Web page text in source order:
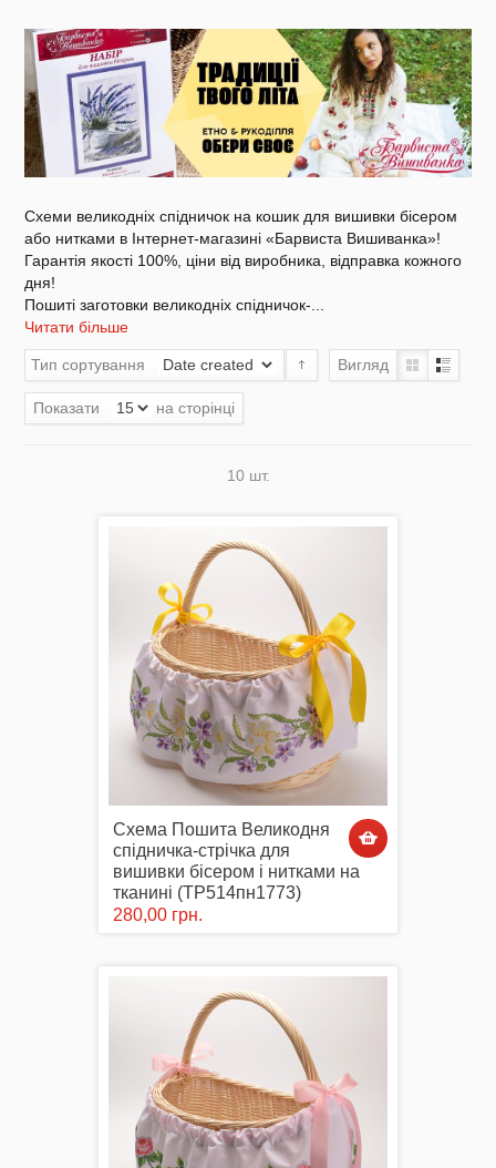
Акція
Заготовки для вишивки Бісером/Нитками
Готовий одяг / Вишиванки
Комплектуючі
Аксесуари Одягу
Сумки-Шопери
Великодні рушники з принтом
Маски захисні
Схеми великодніх спідничок на кошик для вишивки бісером
або нитками в Інтернет-магазині «Барвиста Вишиванка»!
Гарантія якості 100%, ціни від виробника, відправка кожного
дня!
Пошиті заготовки великодніх спідничок-...
Читати більше
Тип сортування Вигляд
Показати на сторінці
10 шт.
Схема Пошита Великодня
спідничка-стрічка для
вишивки бісером і нитками на
тканині (ТР514пн1773)
280,00 грн.